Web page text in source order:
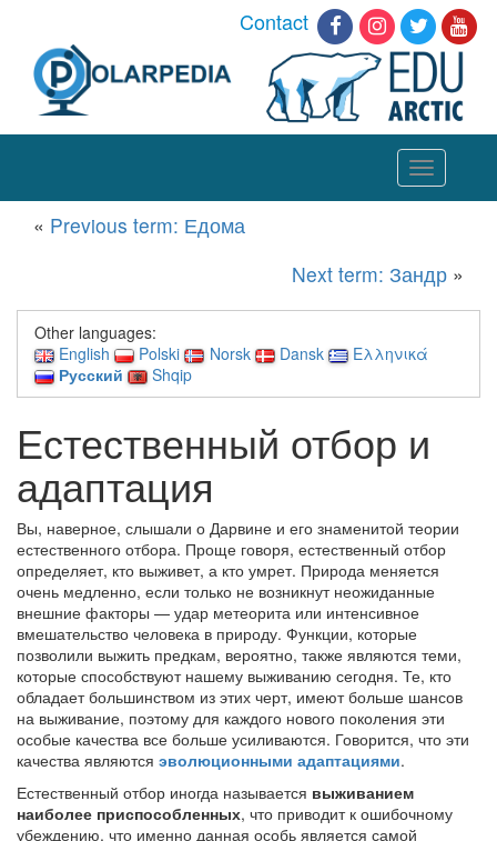
Contact
Toggle
navigation
« Previous term: Едома
Next term: Зандр »
Other languages:
English
Polski Norsk Dansk
Ελληνικά
Русский
Shqip
Естественный отбор и
адаптация
Вы, наверное, слышали о Дарвине и его знаменитой теории
естественного отбора. Проще говоря, естественный отбор
определяет, кто выживет, а кто умрет. Природа меняется
очень медленно, если только не возникнут неожиданные
внешние факторы — удар метеорита или интенсивное
вмешательство человека в природу. Функции, которые
позволили выжить предкам, вероятно, также являются теми,
которые способствуют нашему выживанию сегодня. Те, кто
обладает большинством из этих черт, имеют больше шансов
на выживание, поэтому для каждого нового поколения эти
особые качества все больше усиливаются. Говорится, что эти
качества являются эволюционными адаптациями.
Естественный отбор иногда называется выживанием
наиболее приспособленных, что приводит к ошибочному
убеждению, что именно данная особь является самой